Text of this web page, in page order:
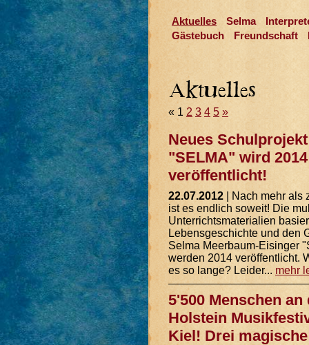
Aktuelles Selma
Gästebuch
Freundschaft
« 1 2 3 4 5 »
Neues Schulprojekt
"SELMA" wird 2014
veröffentlicht!
22.07.2012 | Nach mehr als
ist es endlich soweit! Die
Unterrichtsmaterialien
Lebensgeschichte und den
Selma Meerbaum-Eisinger
werden 2014 veröffentlicht.
es so lange? Leider... mehr
5'500 Menschen
Holstein
Kiel! Drei magische